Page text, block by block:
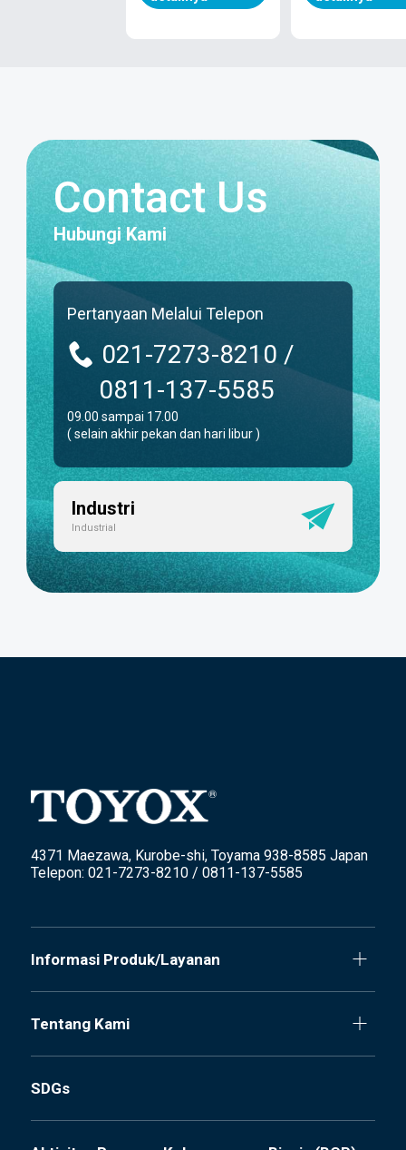
Contact Us
Hubungi Kami
Pertanyaan Melalui Telepon
021-7273-8210 /
0811-137-5585
09.00 sampai 17.00
( selain akhir pekan dan hari libur )
Industri
Industrial
4371 Maezawa, Kurobe-shi, Toyama 938-8585 Japan
Telepon: 021-7273-8210 / 0811-137-5585
Informasi Produk/Layanan
Tentang Kami
SDGs